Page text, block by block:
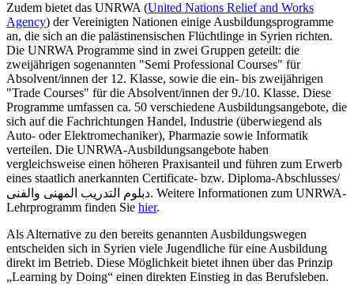
Zudem bietet das UNRWA (United Nations Relief and Works
Agency) der Vereinigten Nationen einige Ausbildungsprogramme
an, die sich an die palästinensischen Flüchtlinge in Syrien richten.
Die UNRWA Programme sind in zwei Gruppen geteilt: die
zweijährigen sogenannten "Semi Professional Courses" für
Absolvent/innen der 12. Klasse, sowie die ein- bis zweijährigen
"Trade Courses" für die Absolvent/innen der 9./10. Klasse. Diese
Programme umfassen ca. 50 verschiedene Ausbildungsangebote, die
sich auf die Fachrichtungen Handel, Industrie (überwiegend als
Auto- oder Elektromechaniker), Pharmazie sowie Informatik
verteilen. Die UNRWA-Ausbildungsangebote haben
vergleichsweise einen höheren Praxisanteil und führen zum Erwerb
eines staatlich anerkannten Certificate- bzw. Diploma-Abschlusses/
دبلوم التدريب المهنى والفنى. Weitere Informationen zum UNRWA-
Lehrprogramm finden Sie hier.
Als Alternative zu den bereits genannten Ausbildungswegen
entscheiden sich in Syrien viele Jugendliche für eine Ausbildung
direkt im Betrieb. Diese Möglichkeit bietet ihnen über das Prinzip
„Learning by Doing“ einen direkten Einstieg in das Berufsleben.